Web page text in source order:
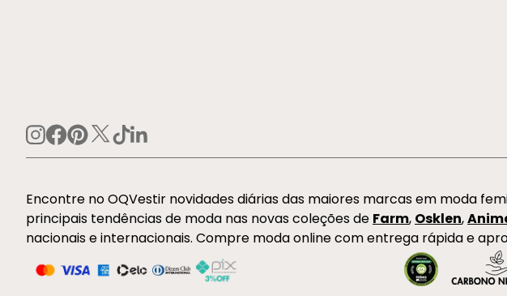
Encontre no OQVestir novidades diárias das maiores marcas em moda
principais tendências de moda nas novas coleções de Farm, Osklen,
nacionais e internacionais. Compre moda online com entrega rápida e